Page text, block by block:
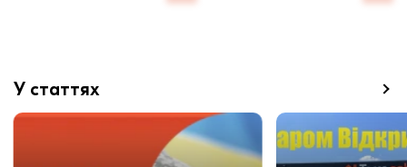
У статтях